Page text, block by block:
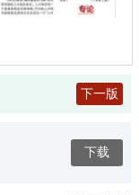
下一版
下载